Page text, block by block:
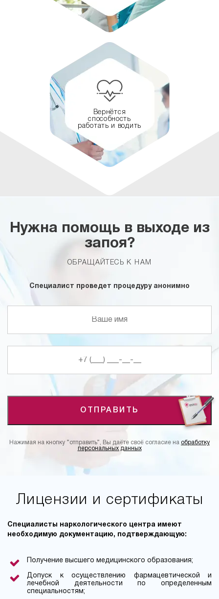
Вернётся
способность
работать и водить
Нужна помощь в выходе из
запоя?
ОБРАЩАЙТЕСЬ К НАМ
Специалист проведет процедуру анонимно
ОТПРАВИТЬ
Нажимая на кнопку ”отправить”, Вы даёте своё согласие на обработку
персональных данных
Лицензии и сертификаты
Специалисты наркологического центра имеют
необходимую документацию, подтверждающую:
Получение высшего медицинского образования;
Допуск к осуществлению фармацевтической и
лечебной деятельности по определенным
специальностям;